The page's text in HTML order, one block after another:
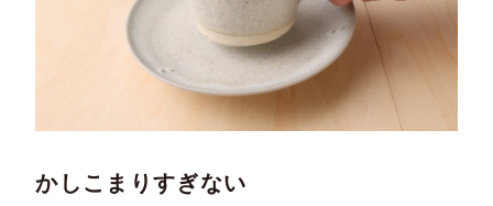
かしこまりすぎない